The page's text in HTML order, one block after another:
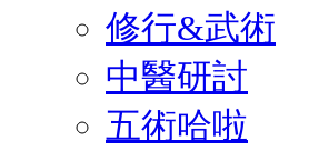
修行&武術
中醫研討
五術哈啦